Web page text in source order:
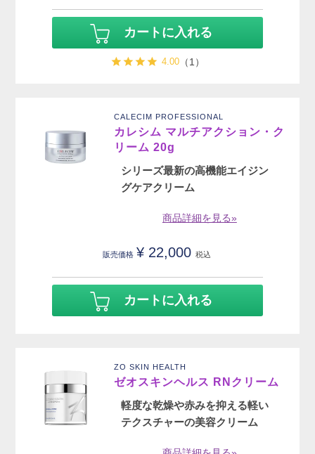
カートに入れる
4.00 （1）
CALECIM PROFESSIONAL
カレシム マルチアクション・ク
リーム 20g
シリーズ最新の高機能エイジン
グケアクリーム
商品詳細を見る»
販売価格 ¥ 22,000 税込
カートに入れる
ZO SKIN HEALTH
ゼオスキンヘルス RNクリーム
軽度な乾燥や赤みを抑える軽い
テクスチャーの美容クリーム